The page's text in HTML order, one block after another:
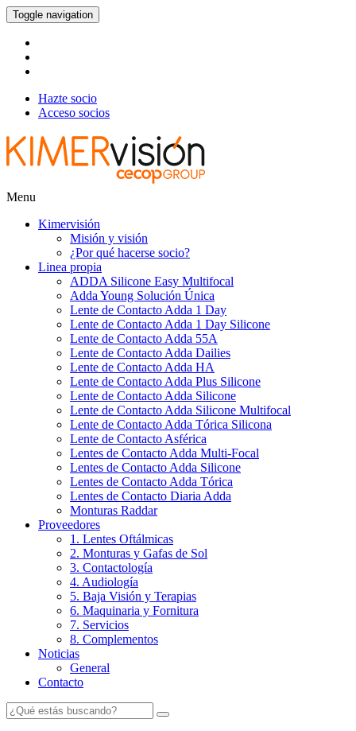
Toggle navigation
Hazte socio
Acceso socios
Menu
Kimervisión
Misión y visión
¿Por qué hacerse socio?
Linea propia
ADDA Silicone Easy Multifocal
Adda Young Solución Única
Lente de Contacto Adda 1 Day
Lente de Contacto Adda 1 Day Silicone
Lente de Contacto Adda 55A
Lente de Contacto Adda Dailies
Lente de Contacto Adda HA
Lente de Contacto Adda Plus Silicone
Lente de Contacto Adda Silicone
Lente de Contacto Adda Silicone Multifocal
Lente de Contacto Adda Tórica Silicona
Lente de Contacto Asférica
Lentes de Contacto Adda Multi-Focal
Lentes de Contacto Adda Silicone
Lentes de Contacto Adda Tórica
Lentes de Contacto Diaria Adda
Monturas Raddar
Proveedores
1. Lentes Oftálmicas
2. Monturas y Gafas de Sol
3. Contactología
4. Audiología
5. Baja Visión y Terapias
6. Maquinaria y Fornitura
7. Servicios
8. Complementos
Noticias
General
Contacto